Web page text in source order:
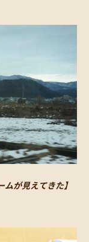
ムが見えてきた】